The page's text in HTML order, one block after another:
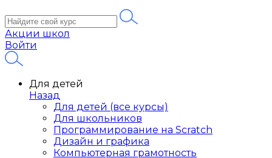
Акции школ
Войти
Для детей
Назад
Для детей (все курсы)
Для школьников
Программирование на Scratch
Дизайн и графика
Компьютерная грамотность